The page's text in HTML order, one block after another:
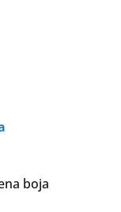
boja